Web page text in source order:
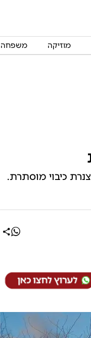
מוזיקה משפחה
כיבוי מוסתרת.